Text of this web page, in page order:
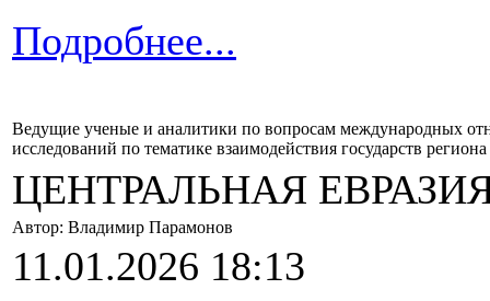
Подробнее...
Ведущие ученые и аналитики по вопросам международных
исследований по тематике взаимодействия государств
ЦЕНТРАЛЬНАЯ
Автор: Владимир Парамонов
11.01.2026 18:13